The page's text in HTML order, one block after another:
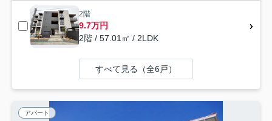
2階
9.7万円
2階 / 57.01㎡ / 2LDK
すべて見る（全6戸）
アパート